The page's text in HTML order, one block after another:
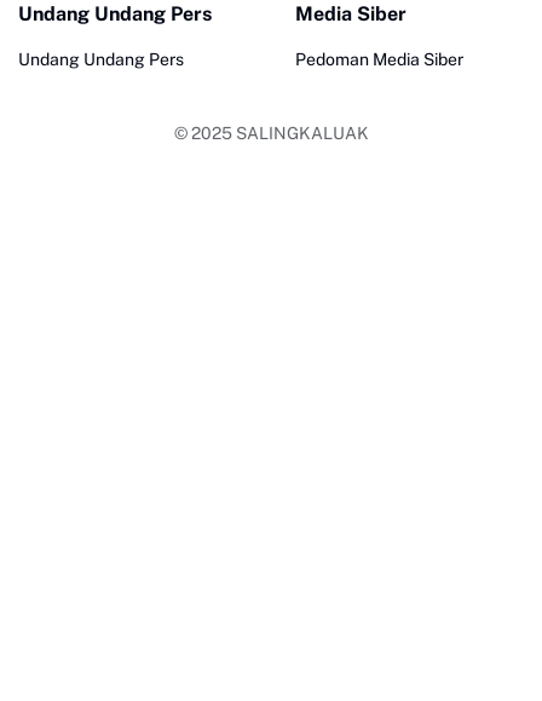
Undang Undang Pers
Undang Undang Pers
Media Siber
Pedoman Media Siber
© 2025 SALINGKALUAK